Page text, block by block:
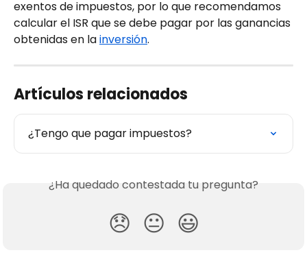
exentos de impuestos, por lo que recomendamos
calcular el ISR que se debe pagar por las ganancias
obtenidas en la inversión.
Artículos relacionados
¿Tengo que pagar impuestos?
¿Ha quedado contestada tu pregunta?
😞 😐 😃